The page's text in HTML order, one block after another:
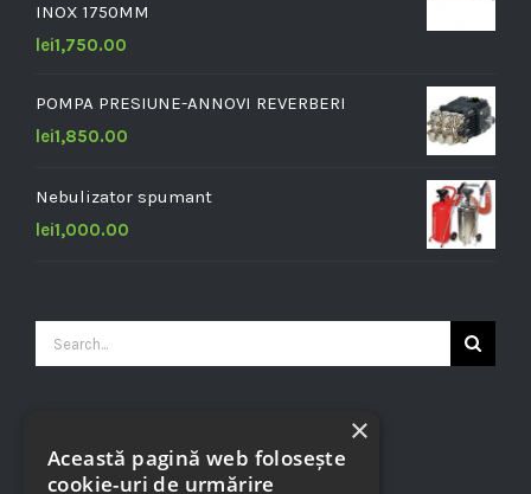
INOX 1750MM
lei1,750.00
POMPA PRESIUNE-ANNOVI REVERBERI
lei1,850.00
Nebulizator spumant
lei1,000.00
Search
for:
Această pagină web folosește
cookie-uri de urmărire
×